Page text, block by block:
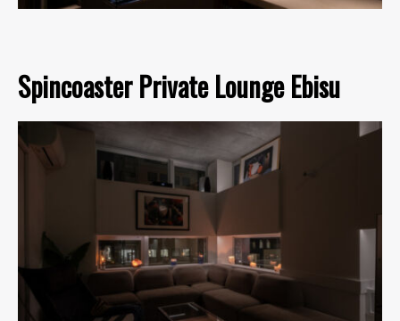
Spincoaster Private Lounge Ebisu